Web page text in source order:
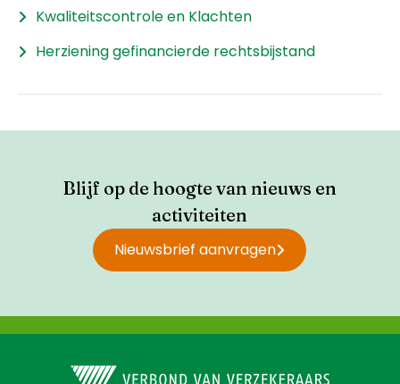
Kwaliteitscontrole en Klachten
Herziening gefinancierde rechtsbijstand
Blijf op de hoogte van nieuws en
activiteiten
Nieuwsbrief aanvragen